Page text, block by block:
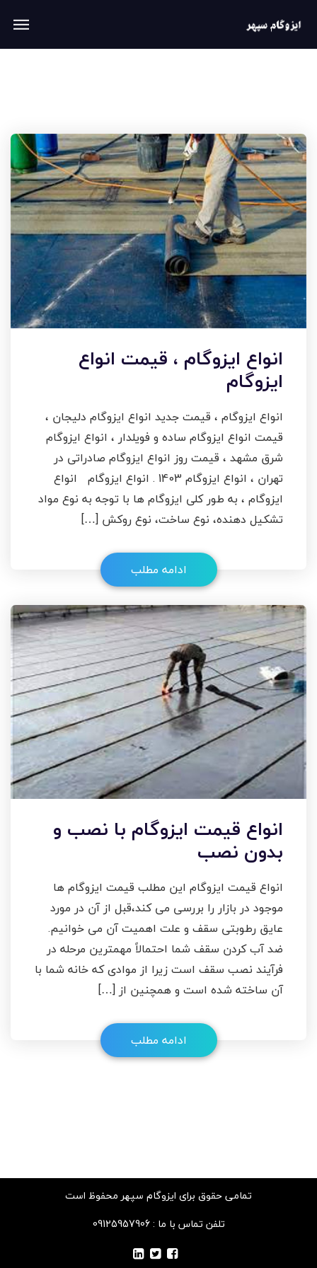
انواع ایزوگام ، قیمت انواع
ایزوگام
انواع ایزوگام ، قیمت جدید انواع ایزوگام دلیجان ،
قیمت انواع ایزوگام ساده و فویلدار ، انواع ایزوگام
شرق مشهد ، قیمت روز انواع ایزوگام صادراتی در
تهران ، انواع ایزوگام 1403 . انواع ایزوگام انواع
ایزوگام ، به طور کلی ایزوگام ها با توجه به نوع مواد
تشکیل دهنده، نوع ساخت، نوع روکش […]
ادامه مطلب
انواع قیمت ایزوگام با نصب و
بدون نصب
انواع قیمت ایزوگام این مطلب قیمت ایزوگام ها
موجود در بازار را بررسی می کند،قبل از آن در مورد
عایق رطوبتی سقف و علت اهمیت آن می خوانیم.
ضد آب کردن سقف شما احتمالاً مهمترین مرحله در
فرآیند نصب سقف است زیرا از موادی که خانه شما با
آن ساخته شده است و همچنین از […]
ادامه مطلب
تمامی حقوق برای ایزوگام سپهر محفوظ است
تلفن تماس با ما : 09125957906